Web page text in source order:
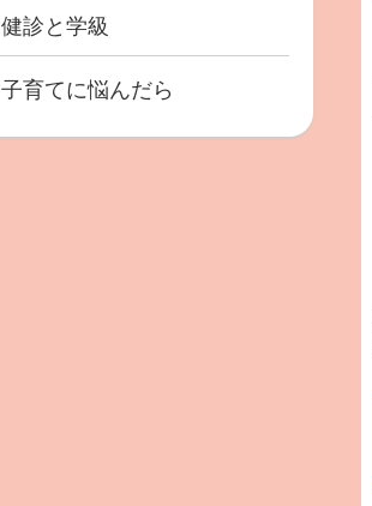
健診と学級
子育てに悩んだら